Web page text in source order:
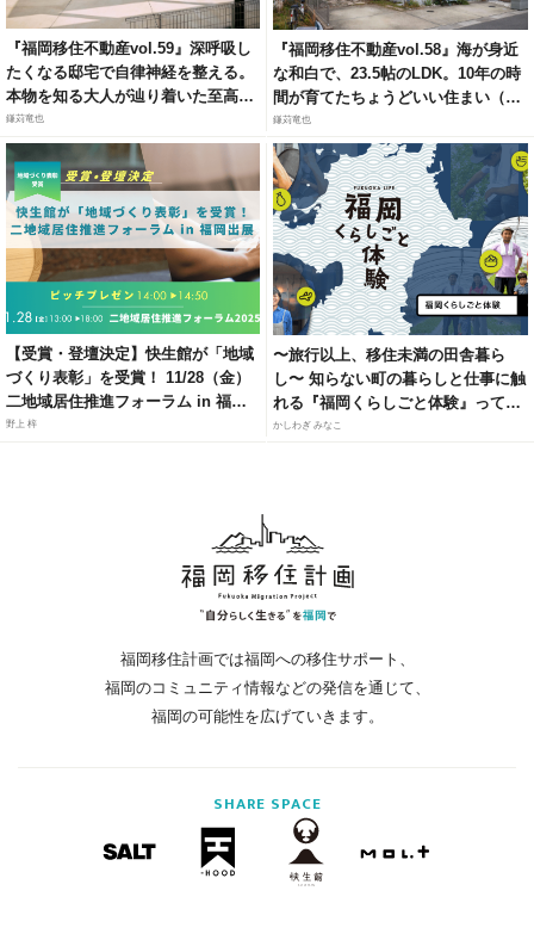
『福岡移住不動産vol.59』深呼吸し
たくなる邸宅で自律神経を整える。
本物を知る大人が辿り着いた至高の
リトリート（福岡市城南区梅林）
鎌苅竜也
『福岡移住不動産vol.58』海が身近
な和白で、23.5帖のLDK。10年の時
間が育てたちょうどいい住まい（福
岡市東区和白6）
鎌苅竜也
【受賞・登壇決定】快生館が「地域
づくり表彰」を受賞！ 11/28（金）
二地域居住推進フォーラム in 福岡
にて、官民連携モデルによる「居・
野上 梓
〜旅行以上、移住未満の田舎暮ら
し〜 知らない町の暮らしと仕事に触
れる『福岡くらしごと体験』って知
ってる？
かしわぎ みなこ
福岡移住計画では福岡への移住サポート、
福岡のコミュニティ情報などの発信を通じて、
福岡の可能性を広げていきます。
SHARE SPACE